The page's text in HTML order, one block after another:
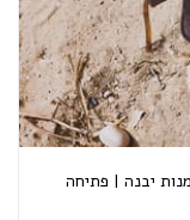
יבנה | פתיחה